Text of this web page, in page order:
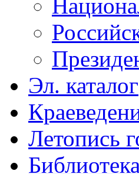
Эл. каталог
Летопись